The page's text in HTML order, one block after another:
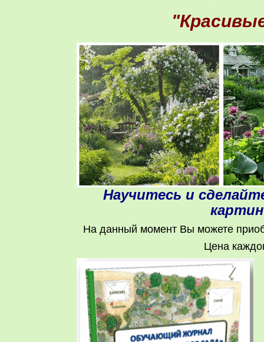
Научитесь и
На данный момент Вы можете
Цена